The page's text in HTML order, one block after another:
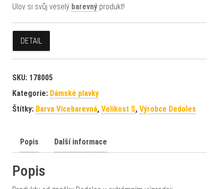
Ulov si svůj veselý barevný produkt!
DETAIL
SKU: 178005
Kategorie: Dámské plavky
Štítky: Barva Vícebarevná, Velikost S, Výrobce Dedoles
Popis Další informace
Popis